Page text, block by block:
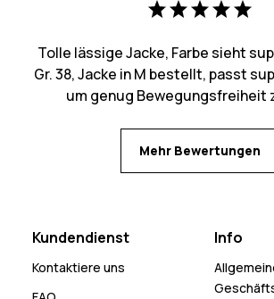
Tolle lässige Jacke, Farbe sieht
Gr. 38, Jacke in M bestellt, passt
um genug Bewegungsfreiheit
Mehr Bewertungen
Kundendienst
Kontaktiere uns
Info